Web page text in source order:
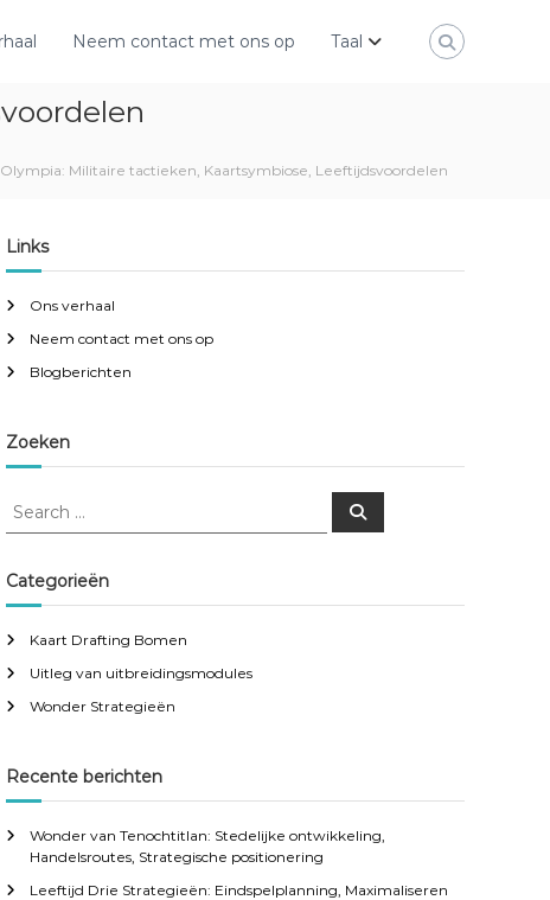
Neem contact met ons op Taal
Militaire tactieken, Kaartsymbiose, Leeftijdsvoordelen
Links
Ons verhaal
Neem contact met ons op
Blogberichten
Zoeken
S
r
c
f
o
r
S
Categorieën
Kaart Drafting Bomen
Uitleg van uitbreidingsmodules
Wonder Strategieën
Recente berichten
Wonder van Tenochtitlan: Stedelijke ontwikkeling,
Handelsroutes, Strategische positionering
Leeftijd Drie Strategieën: Eindspelplanning, Maximaliseren